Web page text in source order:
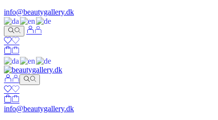
info@beautygallery.dk
info@beautygallery.dk